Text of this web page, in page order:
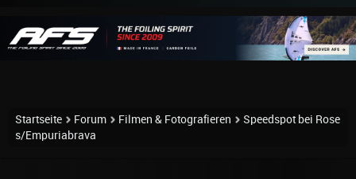
Startseite Forum Filmen & Fotografieren
Speedspot bei Rose
s/Empuriabrava